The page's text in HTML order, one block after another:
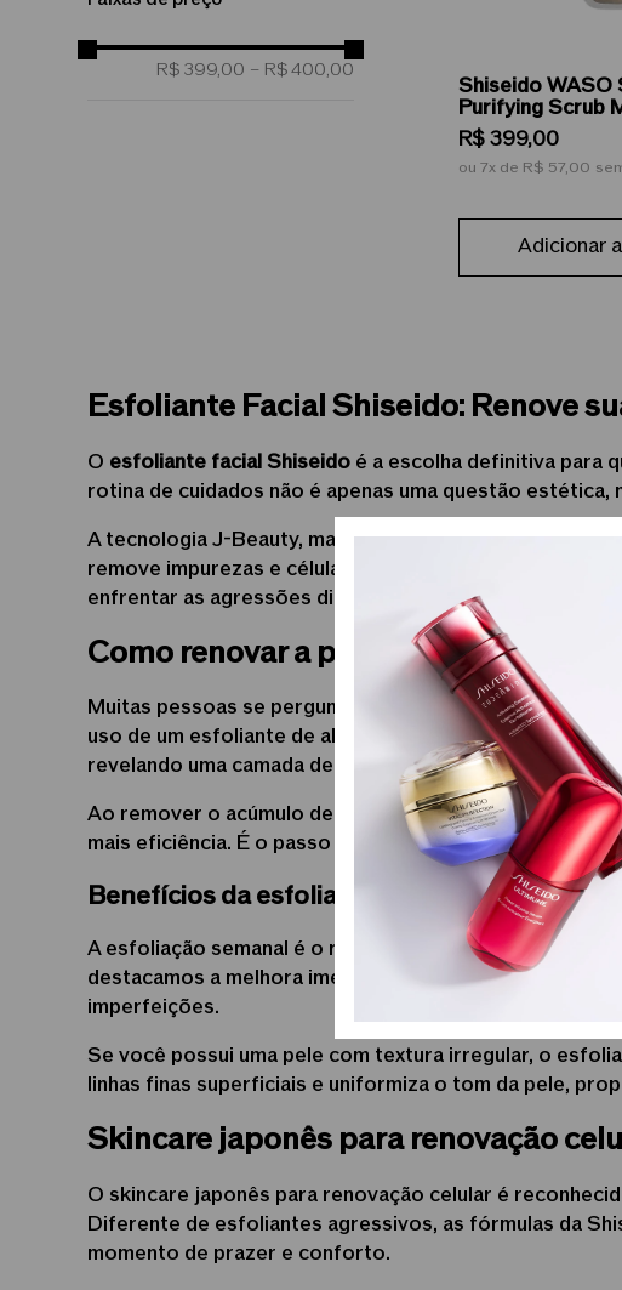
R$ 399,00 – R$ 400,00
Shiseido WASO
Purifying Scrub
Purificante
R$ 399,00
ou 7 de R$ 57,00
Adicionar
Esfoliante Facial Shiseido: Renove
O esfoliante facial Shiseido é a escolha definitiva para
rotina de cuidados não é apenas uma questão
A tecnologia J-Beauty, marca registrada da nossa
remove impurezas e células mortas sem agredir a
enfrentar as agressões diárias.
Como renovar a pele do rosto com
Muitas pessoas se perguntam como renovar a pele
uso de um esfoliante de alta performance permite que
revelando uma camada de pele mais jovem e viçosa.
Ao remover o acúmulo de células mortas, você
mais eficiência. É o passo que transforma uma pele
Benefícios da esfoliação semanal para um
A esfoliação semanal é o ritual de beleza que devolve
destacamos a melhora imediata na textura da pele
imperfeições.
Se você possui uma pele com textura irregular, o
linhas finas superficiais e uniformiza o tom da pele,
Skincare japonês para renovação
O skincare japonês para renovação celular é
Diferente de esfoliantes agressivos, as fórmulas da
momento de prazer e conforto.